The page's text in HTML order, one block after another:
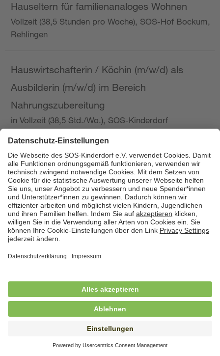
Hauseltern für familienanaloges Wohnen
Vollzeit (38,5 Stunden pro Woche), SOS-Hof Bockum,
Rehlingen
Hauswirtschafterin / Köchin (m/w/d) als
Ausbilderin (m/w/d) im Bereich
Nahrungszubereitung
in Vollzeit (38,5 Std./Wo.), SOS-Kinderdorf
Hauswirtschaftskraft (m/w/d)
in Teilzeit (mind. 20 - max. 30 Std./.Wo.), SOS-
Kinderdorf Essen, Essen
Hauswirtschaftskraft (m/w/d)
Kinderdorf Dortmund, Hagen
Hauswirtschaftskraft (m/w/d) für
in unbefristeter Anstellung, Teilzeit (19,25 Std./Wo.),